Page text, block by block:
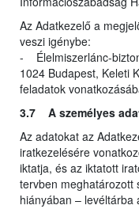
Az Adatkezelő a
veszi igénybe:
- Élelmiszerlánc-
1024 Budapest, Keleti
feladatok
3.7 A személyes
Az adatokat az
iratkezelésére
iktatja, és az iktatott
tervben meghatározott
hiányában – levéltárba